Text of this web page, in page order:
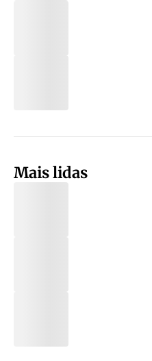
Mais lidas